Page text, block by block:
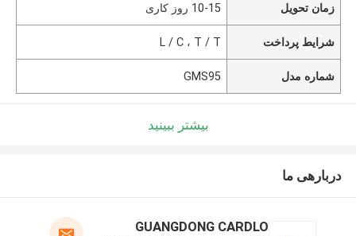
زمان تحویل 10-15 روز کاری
شرایط پرداخت L / C ، T / T
شماره مدل GMS95
بیشتر ببینید
دربارهی ما
GUANGDONG CARDLO